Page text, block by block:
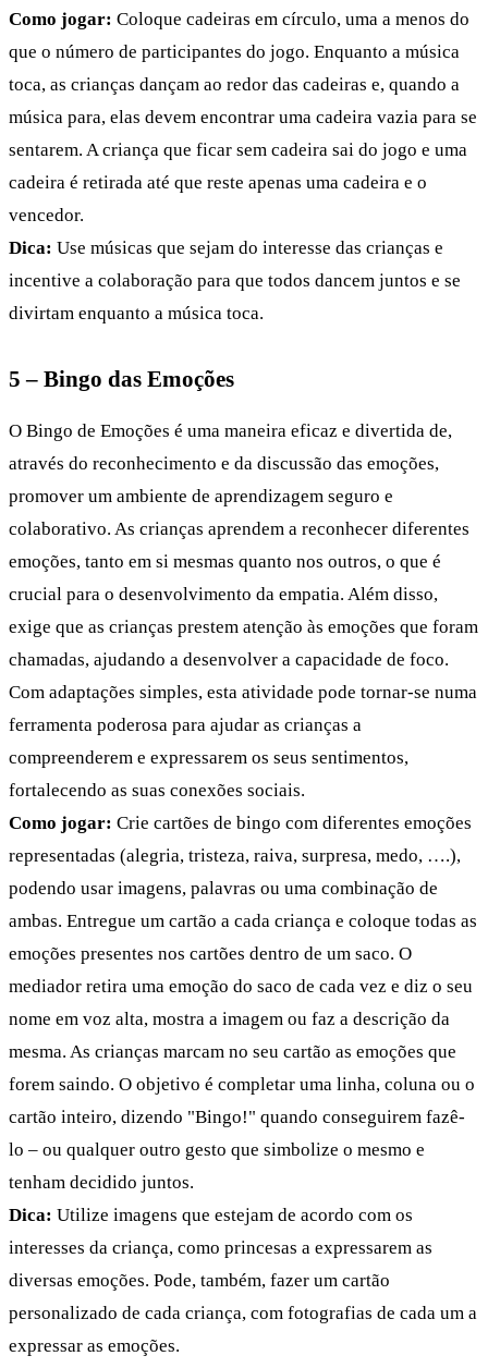
Como jogar: Coloque cadeiras em círculo, uma a menos do
que o número de participantes do jogo. Enquanto a música
toca, as crianças dançam ao redor das cadeiras e, quando a
música para, elas devem encontrar uma cadeira vazia para se
sentarem. A criança que ficar sem cadeira sai do jogo e uma
cadeira é retirada até que reste apenas uma cadeira e o
vencedor.
Dica: Use músicas que sejam do interesse das crianças e
incentive a colaboração para que todos dancem juntos e se
divirtam enquanto a música toca.
5 – Bingo das Emoções
O Bingo de Emoções é uma maneira eficaz e divertida de,
através do reconhecimento e da discussão das emoções,
promover um ambiente de aprendizagem seguro e
colaborativo. As crianças aprendem a reconhecer diferentes
emoções, tanto em si mesmas quanto nos outros, o que é
crucial para o desenvolvimento da empatia. Além disso,
exige que as crianças prestem atenção às emoções que foram
chamadas, ajudando a desenvolver a capacidade de foco.
Com adaptações simples, esta atividade pode tornar-se numa
ferramenta poderosa para ajudar as crianças a
compreenderem e expressarem os seus sentimentos,
fortalecendo as suas conexões sociais.
Como jogar: Crie cartões de bingo com diferentes emoções
representadas (alegria, tristeza, raiva, surpresa, medo, ….),
podendo usar imagens, palavras ou uma combinação de
ambas. Entregue um cartão a cada criança e coloque todas as
emoções presentes nos cartões dentro de um saco. O
mediador retira uma emoção do saco de cada vez e diz o seu
nome em voz alta, mostra a imagem ou faz a descrição da
mesma. As crianças marcam no seu cartão as emoções que
forem saindo. O objetivo é completar uma linha, coluna ou o
cartão inteiro, dizendo "Bingo!" quando conseguirem fazê-
lo – ou qualquer outro gesto que simbolize o mesmo e
tenham decidido juntos.
Dica: Utilize imagens que estejam de acordo com os
interesses da criança, como princesas a expressarem as
diversas emoções. Pode, também, fazer um cartão
personalizado de cada criança, com fotografias de cada um a
expressar as emoções.